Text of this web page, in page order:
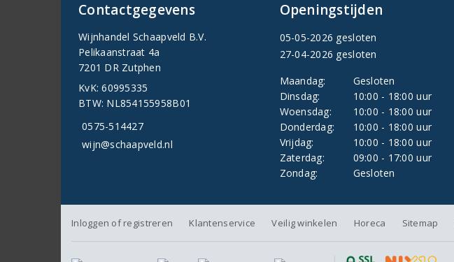
Contactgegevens
Wijnhandel Schaapveld B.V.
Pelikaanstraat 4a
7201 DR Zutphen
KvK: 60995335
BTW: NL854155958B01
0575-514427
wijn@schaapveld.nl
Openingstijden
05-05-2026 gesloten
27-04-2026 gesloten
Maandag:
Gesloten
Dinsdag:
10:00 - 18:00 uur
Woensdag:
10:00 - 18:00 uur
Donderdag:
10:00 - 18:00 uur
Vrijdag:
10:00 - 18:00 uur
Zaterdag:
09:00 - 17:00 uur
Zondag:
Gesloten
Inloggen of registreren Klantenservice Veilig winkelen Horeca Sitemap